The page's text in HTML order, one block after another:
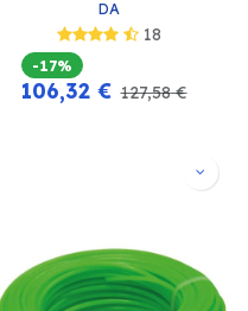
DA
18
-17%
106,32€ 127,58€